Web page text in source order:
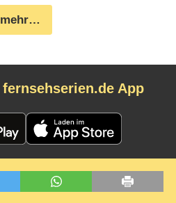
mehr…
fernsehserien.de App